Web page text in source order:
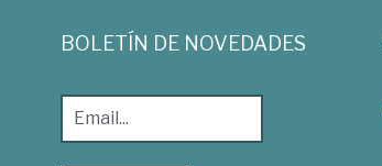
BOLETÍN DE NOVEDADES